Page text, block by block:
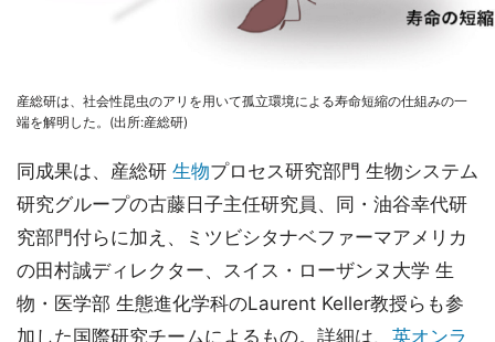
産総研は、社会性昆虫のアリを用いて孤立環境による寿命短縮の仕組みの一
端を解明した。(出所:産総研)
同成果は、産総研 生物プロセス研究部門 生物システム
研究グループの古藤日子主任研究員、同・油谷幸代研
究部門付らに加え、ミツビシタナベファーマアメリカ
の田村誠ディレクター、スイス・ローザンヌ大学 生
物・医学部 生態進化学科のLaurent Keller教授らも参
加した国際研究チームによるもの。詳細は、 英オンラ